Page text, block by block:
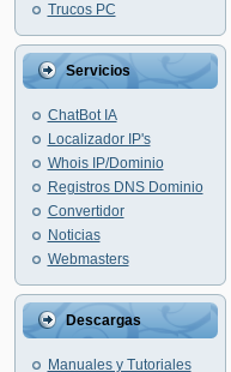
Trucos PC
Servicios
ChatBot IA
Localizador IP's
Whois IP/Dominio
Registros DNS Dominio
Convertidor
Noticias
Webmasters
Descargas
Manuales y Tutoriales